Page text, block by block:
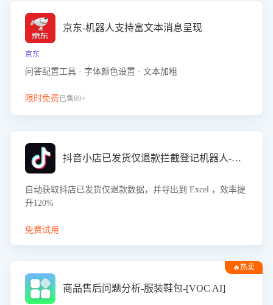
京东-机器人支持富文本消息呈现
京东
问答配置工具 · 字体颜色设置 · 文本加粗
限时免费已售69+
抖音小店已发货仅退款拦截登记机器人-八爪鱼
自动获取抖店已发货仅退款数据，并导出到 Excel ，效率提
升120%
免费试用
🔥热卖
商品售后问题分析-服装鞋包-[VOC AI]